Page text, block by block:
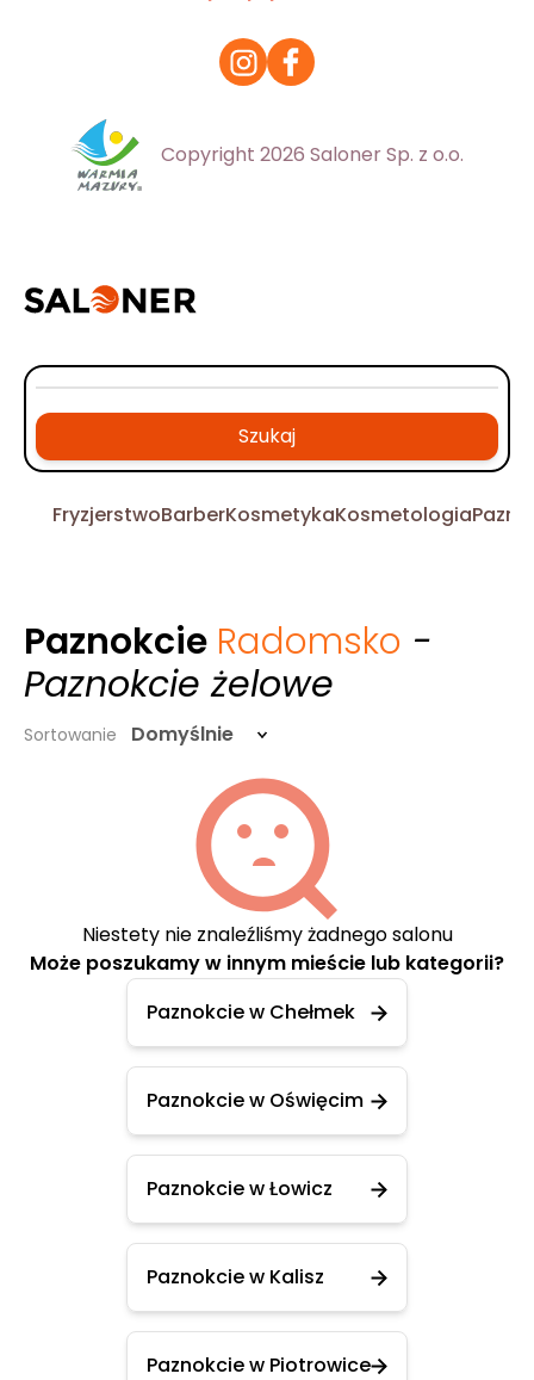
Copyright 2026 Saloner Sp. z o.o.
Szukaj
FryzjerstwoBarberKosmetykaKosmetologia
Paznokcie Radomsko -
Paznokcie żelowe
Sortowanie Domyślnie
Niestety nie znaleźliśmy żadnego salonu
Może poszukamy w innym mieście lub kategorii?
Paznokcie w Chełmek
Paznokcie w Oświęcim
Paznokcie w Łowicz
Paznokcie w Kalisz
Paznokcie w Piotrowice